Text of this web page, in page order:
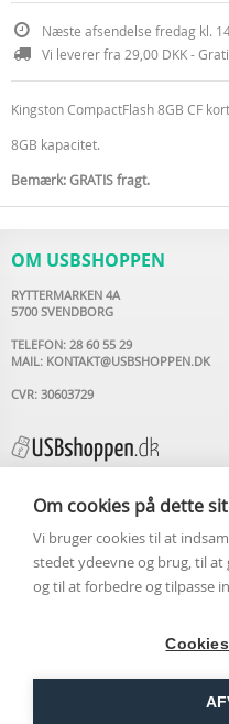
Næste afsendelse fredag kl.
Vi leverer fra 29,00 DKK -
Kingston CompactFlash 8GB CF
8GB kapacitet.
Bemærk: GRATIS fragt.
OM USBSHOPPEN
RYTTERMARKEN 4A
5700 SVENDBORG
TELEFON: 28 60 55 29
MAIL: KONTAKT@USBSHOPPEN.DK
CVR: 30603729
INFORMATION
USB STIK MED LOGO
HANDELSBETINGELSER
Om cookies på dette
Vi bruger cookies til at
stedet ydeevne og brug, til
og til at forbedre og tilpasse